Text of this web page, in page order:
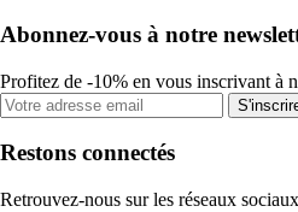
Abonnez-vous à notre
Profitez de -10% en vous inscrivant à
Restons connectés
Retrouvez-nous sur les réseaux sociaux